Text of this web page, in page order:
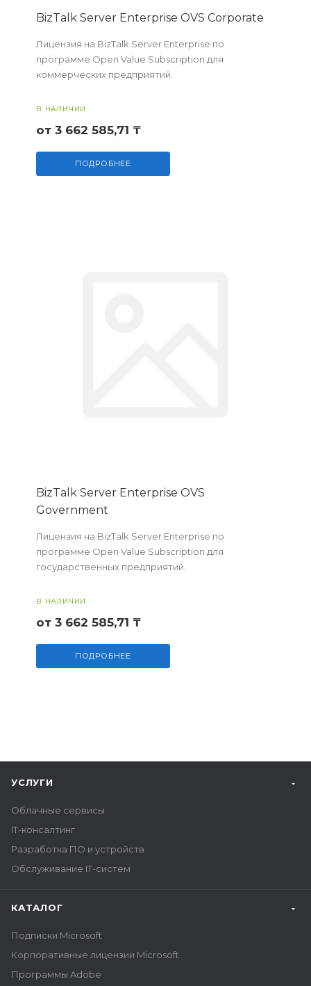
BizTalk Server Enterprise OVS Corporate
Лицензия на BizTalk Server Enterprise по
программе Open Value Subscription для
коммерческих предприятий.
В НАЛИЧИИ
от 3 662 585,71 ₸
ПОДРОБНЕЕ
BizTalk Server Enterprise OVS
Government
Лицензия на BizTalk Server Enterprise по
программе Open Value Subscription для
государственных предприятий.
В НАЛИЧИИ
от 3 662 585,71 ₸
ПОДРОБНЕЕ
УСЛУГИ
Облачные сервисы
IT-консалтинг
Разработка ПО и устройств
Обслуживание IT-систем
КАТАЛОГ
Подписки Microsoft
Корпоративные лицензии Microsoft
Программы Adobe